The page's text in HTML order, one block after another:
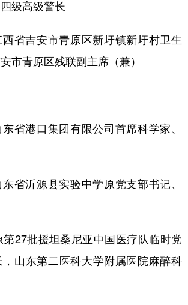
级高级警长
吉安市青原区新圩镇新圩村卫生
市青原区残联副主席（兼）
港口集团有限公司首席科学家、
沂源县实验中学原党支部书记、
27批援坦桑尼亚中国医疗队临时党
山东第二医科大学附属医院麻醉科